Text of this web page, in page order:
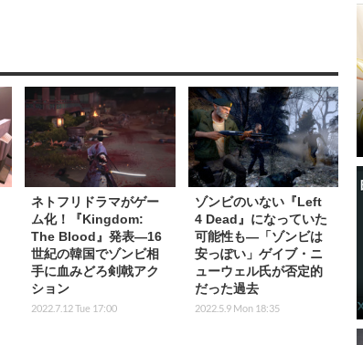
ネトフリドラマがゲー
ム化！『Kingdom:
The Blood』発表―16
世紀の韓国でゾンビ相
手に血みどろ剣戟アク
ション
2022.7.12 Tue 17:00
ゾンビのいない『Left
4 Dead』になっていた
可能性も―「ゾンビは
安っぽい」ゲイブ・ニ
ューウェル氏が否定的
だった過去
2022.5.9 Mon 18:35